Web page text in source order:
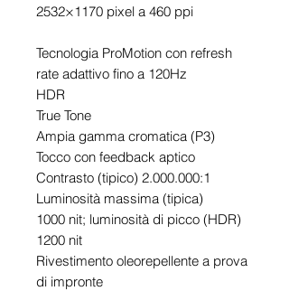
2532×1170 pixel a 460 ppi
Tecnologia ProMotion con refresh
rate adattivo fino a 120Hz
HDR
True Tone
Ampia gamma cromatica (P3)
Tocco con feedback aptico
Contrasto (tipico) 2.000.000:1
Luminosità massima (tipica)
1000 nit; luminosità di picco (HDR)
1200 nit
Rivestimento oleorepellente a prova
di impronte